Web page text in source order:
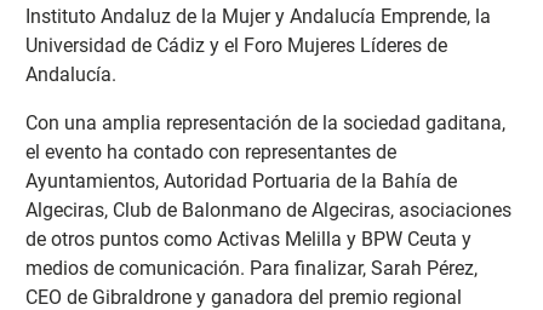
Instituto Andaluz de la Mujer y Andalucía Emprende, la
Universidad de Cádiz y el Foro Mujeres Líderes de
Andalucía.
Con una amplia representación de la sociedad gaditana,
el evento ha contado con representantes de
Ayuntamientos, Autoridad Portuaria de la Bahía de
Algeciras, Club de Balonmano de Algeciras, asociaciones
de otros puntos como Activas Melilla y BPW Ceuta y
medios de comunicación. Para finalizar, Sarah Pérez,
CEO de Gibraldrone y ganadora del premio regional